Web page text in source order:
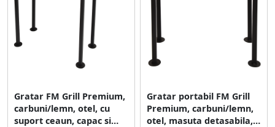
Gratar FM Grill Premium,
carbuni/lemn, otel, cu
suport ceaun, capac si
Gratar portabil FM Grill
Premium, carbuni/lemn,
otel, masuta detasabila,